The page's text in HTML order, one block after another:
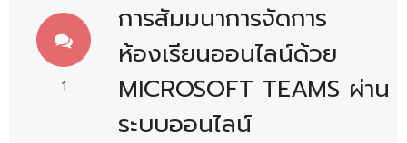
- - สำนักงานคณะวิทยาศาสตร์และเทคโนโลยี
- - บุคลากรวิชาการ
การสัมมนาการจัดการ
ห้องเรียนออนไลน์ด้วย
MICROSOFT TEAMS ผ่าน
ระบบออนไลน์
1